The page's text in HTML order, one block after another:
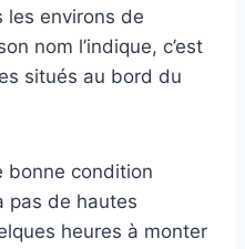
les environs de
nom l’indique, c’est
situés au bord du
bonne condition
pas de hautes
heures à monter